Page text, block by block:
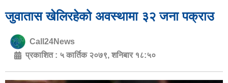
जुवातास खेलिरहेको अवस्थामा ३२ जना पक्राउ
Call24News
प्रकाशित : ५ कार्तिक २०७९, शनिबार १८:५०